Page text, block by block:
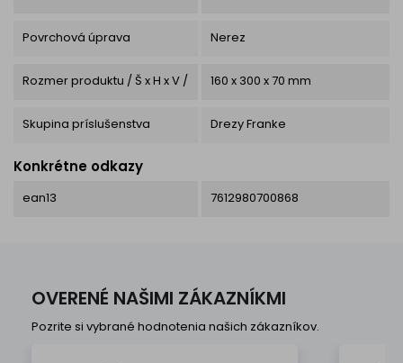
Povrchová úprava Nerez
Rozmer produktu / Š x H x V / 160 x 300 x 70 mm
Skupina príslušenstva Drezy Franke
Konkrétne odkazy
ean13 7612980700868
OVERENÉ NAŠIMI ZÁKAZNÍKMI
Pozrite si vybrané hodnotenia našich zákazníkov.